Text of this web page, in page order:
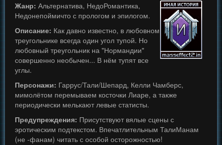
Жанр: Альтернатива, НедоРомантика,
Недонепоймичто с прологом и эпилогом.
Описание: Как давно известно, в любовном
треугольнике всегда один угол тупой. Но
любовный треугольник на "Нормандии"
совершенно необычен... В нём тупят все
углы.
Персонажи: Гаррус/Тали/Шепард, Келли Чамберс,
мимолётом перемываем косточки Лиаре, а также
периодически мелькают левые статисты.
Предупреждения: Присутствуют вялые сцены с
эротическим подтекстом. Впечатлительным ТалиМанам
(не -фанам) читать с особой осторожностью!